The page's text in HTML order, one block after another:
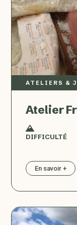
ATELIERS &
Atelier
DIFFICULTÉ
En savoir +